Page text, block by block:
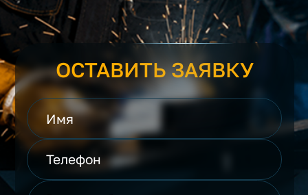
ОСТАВИТЬ ЗАЯВКУ